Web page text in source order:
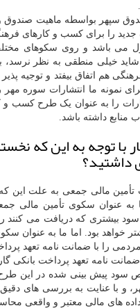
سپهر بواسطه ماهیت صندوق
را برای کسب و کارهای
می باشد و روی سکوهای
خیلی منطقی به نظر نرسد،
هم اتفاق بیفتد و توجیه
نمونه ما انتشارات سوره
را به عنوان یک طرح کسب و
منابع داشته باشد.
با توجه به این که
داشتید؟
مالی جمعی به علت این
به عنوان سکوی تأمین مالی
بیشتری که دریافت می کنند
خواهد بود. اما ما به عنوان
را با ضمانت نامه تعهد
نامه تعهد پرداخت بانکی
سود پیش بینی شده در این
و با عنایت به بررسی های
های مالی معتبر و واقعی